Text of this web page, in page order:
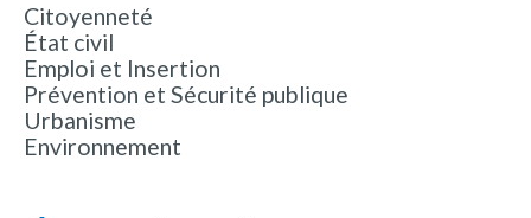
Citoyenneté
État civil
Emploi et Insertion
Prévention et Sécurité publique
Urbanisme
Environnement